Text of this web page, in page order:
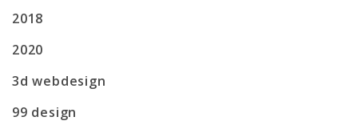
2018
2020
3d webdesign
99 design